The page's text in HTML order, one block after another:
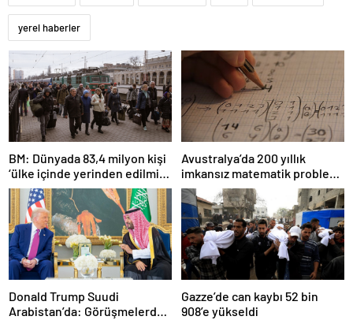
yerel haberler
BM: Dünyada 83,4 milyon kişi
‘ülke içinde yerinden edilmiş’
olarak yaşıyor
Avustralya’da 200 yıllık
imkansız matematik problemi
çözüldü
Donald Trump Suudi
Arabistan’da: Görüşmelerde
Gazze’de can kaybı 52 bin
908’e yükseldi